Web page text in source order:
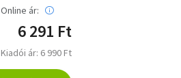
Online ár:
6 291 Ft
Kiadói ár: 6 990 Ft